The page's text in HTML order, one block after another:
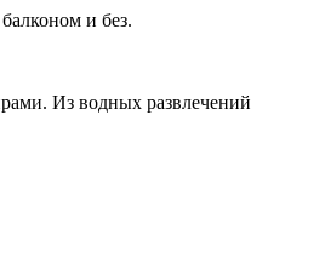
и без.
Из водных развлечений